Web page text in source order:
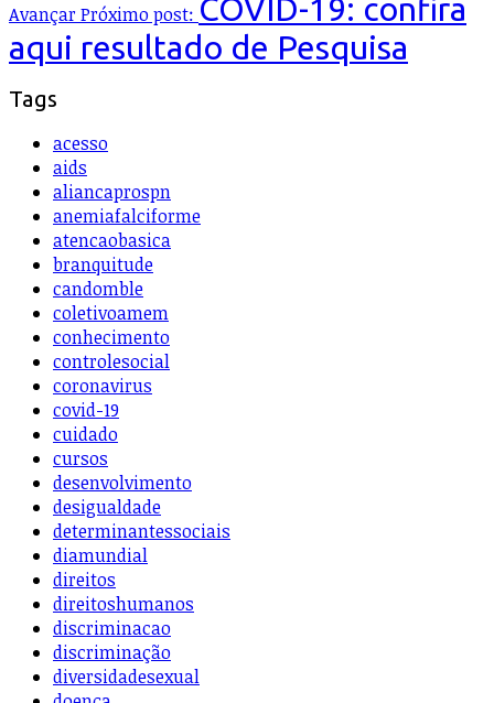
AvançarPróximo post: COVID-19: confira
aqui resultado de Pesquisa
Tags
acesso
aids
aliancaprospn
anemiafalciforme
atencaobasica
branquitude
candomble
coletivoamem
conhecimento
controlesocial
coronavirus
covid-19
cuidado
cursos
desenvolvimento
desigualdade
determinantessociais
diamundial
direitos
direitoshumanos
discriminacao
discriminação
diversidadesexual